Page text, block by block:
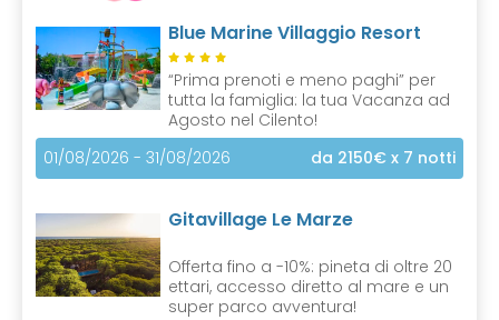
Blue Marine Villaggio Resort
“Prima prenoti e meno paghi” per
tutta la famiglia: la tua Vacanza ad
Agosto nel Cilento!
01/08/2026 - 31/08/2026
da 2150€ x 7 notti
Gitavillage Le Marze
Offerta fino a -10%: pineta di oltre 20
ettari, accesso diretto al mare e un
super parco avventura!